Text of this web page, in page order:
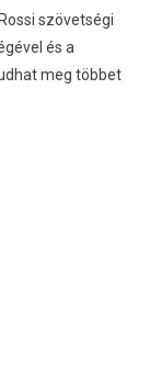
szövetségi
és a
meg többet